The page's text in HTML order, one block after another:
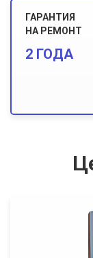
ГАРАНТИЯ
НА РЕМОНТ
2 ГОДА